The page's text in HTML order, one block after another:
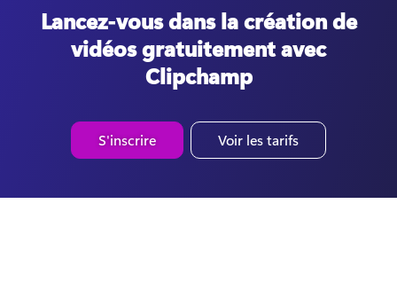
Lancez-vous dans la création de
vidéos gratuitement avec
Clipchamp
S'inscrire Voir les tarifs